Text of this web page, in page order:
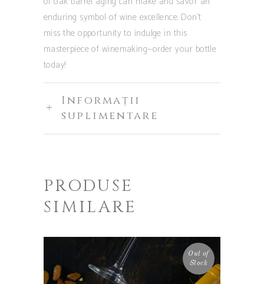
enduring symbol of wine excellence. Don’t
miss the opportunity to indulge in this
masterpiece of winemaking—order your bottle
today!
Informații
suplimentare
PRODUSE
SIMILARE
Out of
Stock